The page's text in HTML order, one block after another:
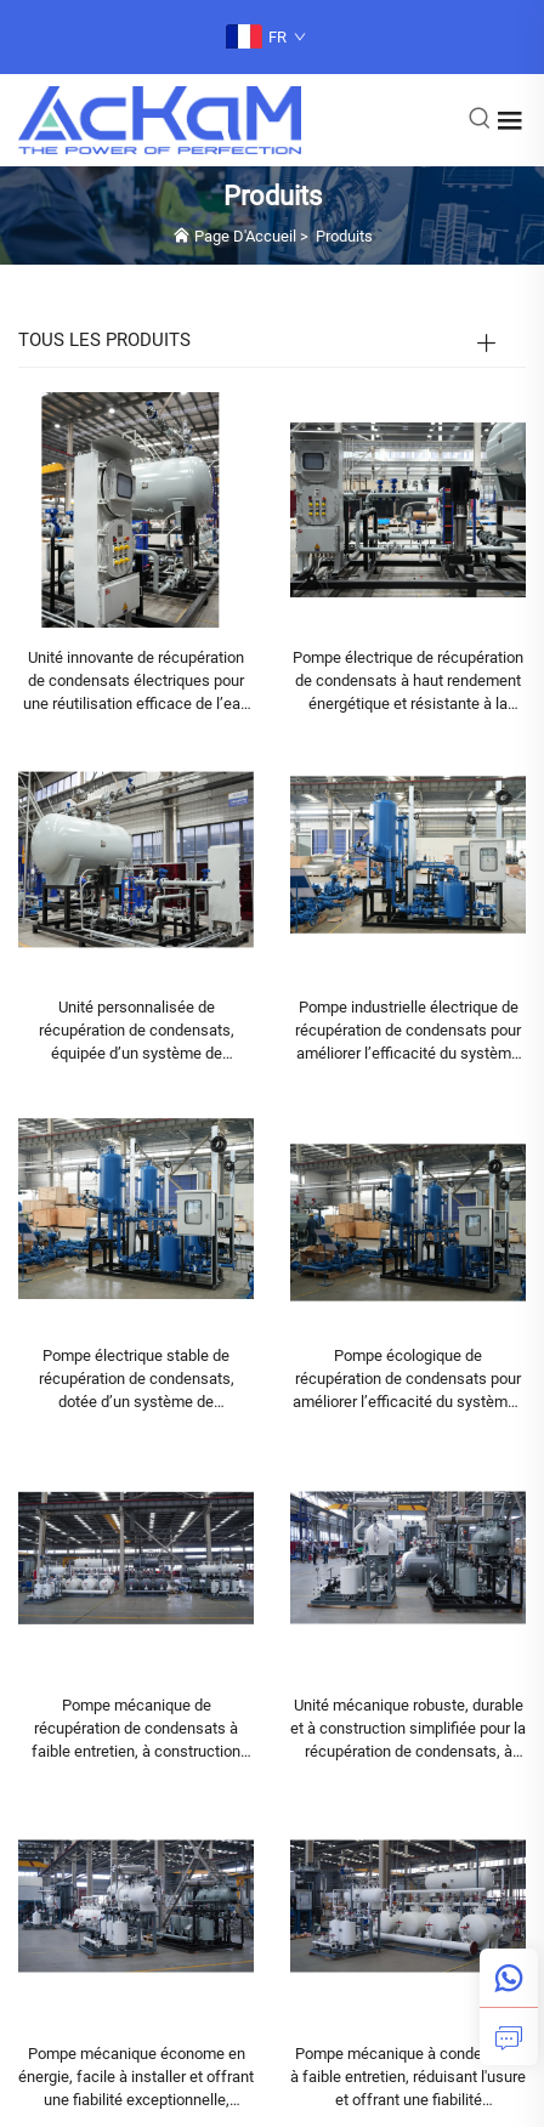
FR
Produits
Page D'Accueil >Produits
TOUS LES PRODUITS
Unité innovante de récupération
de condensats électriques pour
une réutilisation efficace de l’eau
Pompe électrique de récupération
de condensats à haut rendement
énergétique et résistante à la
alimentaire
Unité personnalisée de
récupération de condensats,
équipée d’un système de
Pompe industrielle électrique de
récupération de condensats pour
améliorer l’efficacité du système
Pompe électrique stable de
récupération de condensats,
dotée d’un système de
métallurgique
Pompe écologique de
récupération de condensats pour
améliorer l’efficacité du système |
Pompe mécanique de
récupération de condensats à
faible entretien, à construction
Unité mécanique robuste, durable
et à construction simplifiée pour la
récupération de condensats, à
Pompe mécanique économe en
énergie, facile à installer et offrant
une fiabilité exceptionnelle,
Pompe mécanique à condensats
à faible entretien, réduisant l'usure
et offrant une fiabilité